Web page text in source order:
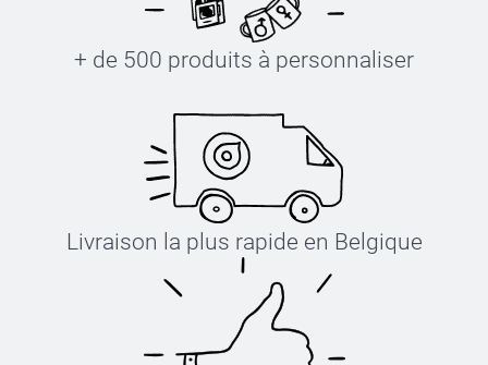
+ de 500 produits à personnaliser
Livraison la plus rapide en Belgique